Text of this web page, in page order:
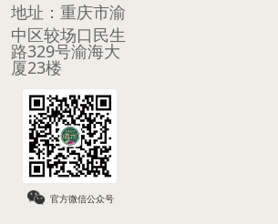
地址： 重庆市渝
中区较场口民生
路329号渝海大
厦23楼
官方微信公众号